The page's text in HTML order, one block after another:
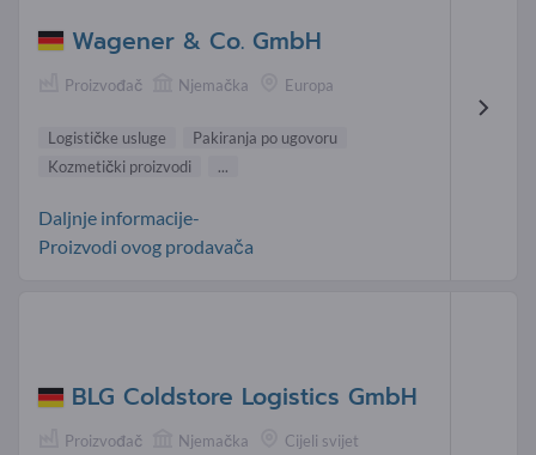
Wagener & Co. GmbH
Proizvođač Njemačka Europa
Logističke usluge
Pakiranja po ugovoru
Kozmetički proizvodi
...
Daljnje informacije-
Proizvodi ovog prodavača
BLG Coldstore Logistics GmbH
Proizvođač Njemačka Cijeli svijet